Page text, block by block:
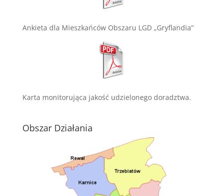
Ankieta dla Mieszkańców Obszaru LGD „Gryflandia”
Karta monitorująca jakość udzielonego doradztwa.
Obszar Działania